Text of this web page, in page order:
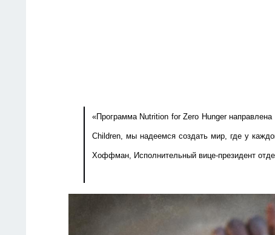
«Программа Nutrition for Zero Hunger
Children, мы надеемся создать мир, где у
Хоффман, Исполнительный вице-президент